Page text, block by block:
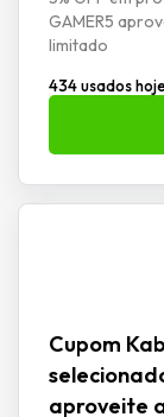
GAMER5
limitado
434 usados
Cupom
aproveite